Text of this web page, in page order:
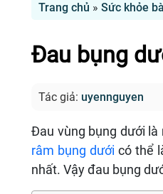
Trang chủ » Sức khỏe
Đau bụng
Tác giả: uyennguyen
Đau vùng bụng dưới
râm bụng dưới có thể
nhất. Vậy đau bụng